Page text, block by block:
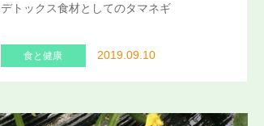
デトックス食材としてのタマネギ
食と健康 2019.09.10